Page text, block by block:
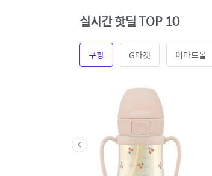
실시간 핫딜 TOP 10
쿠팡 G마켓 이마트몰